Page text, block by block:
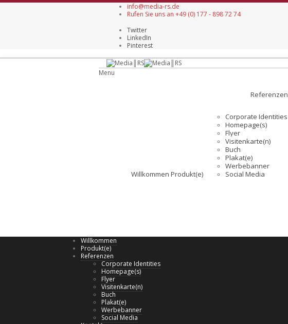
info@media-rs.de
Rufen Sie uns an +49 (0) 177 - 898 72 74
Twitter
LinkedIn
Pinterest
Menu
Willkommen Produkt(e)
Referenzen
Corporate Identities
Homepage(s)
Flyer
Visitenkarte(n)
Buch
Plakat(e)
Werbebanner
Social Media
Willkommen
Produkt(e)
Referenzen
Corporate Identities
Homepage(s)
Flyer
Visitenkarte(n)
Buch
Plakat(e)
Werbebanner
Social Media